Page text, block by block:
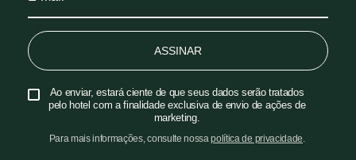
ASSINAR
Ao enviar, estará ciente de que seus dados serão tratados
pelo hotel com a finalidade exclusiva de envio de ações de
marketing.
Para mais informações, consulte nossapolítica de privacidade.